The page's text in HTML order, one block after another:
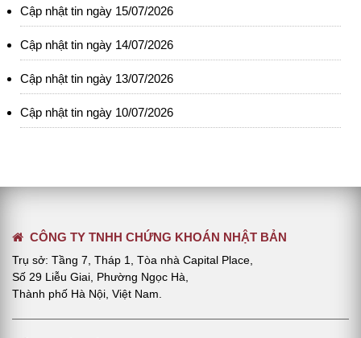
Cập nhật tin ngày 15/07/2026
Cập nhật tin ngày 14/07/2026
Cập nhật tin ngày 13/07/2026
Cập nhật tin ngày 10/07/2026
CÔNG TY TNHH CHỨNG KHOÁN NHẬT BẢN
Trụ sở: Tầng 7, Tháp 1, Tòa nhà Capital Place,
Số 29 Liễu Giai, Phường Ngọc Hà,
Thành phố Hà Nội, Việt Nam.